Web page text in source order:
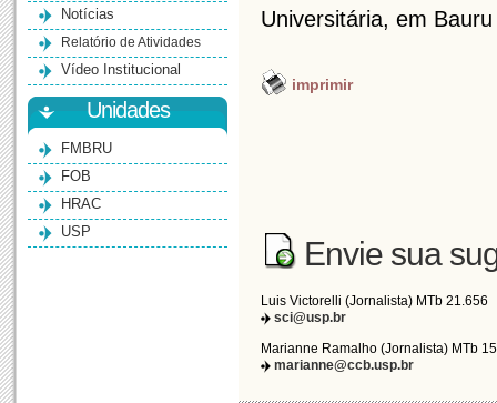
Notícias
Relatório de Atividades
Vídeo Institucional
Unidades
FMBRU
FOB
HRAC
USP
Universitária, em
imprimir
Envie sua
Luis Victorelli (Jornalista) MTb 21.656
sci@usp.br
Marianne Ramalho (Jornalista) MTb
marianne@ccb.usp.br